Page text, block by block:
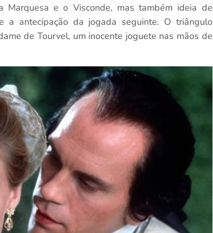
Marquesa e o Visconde, mas também ideia de
a antecipação da jogada seguinte. O triângulo
de Tourvel, um inocente joguete nas mãos de